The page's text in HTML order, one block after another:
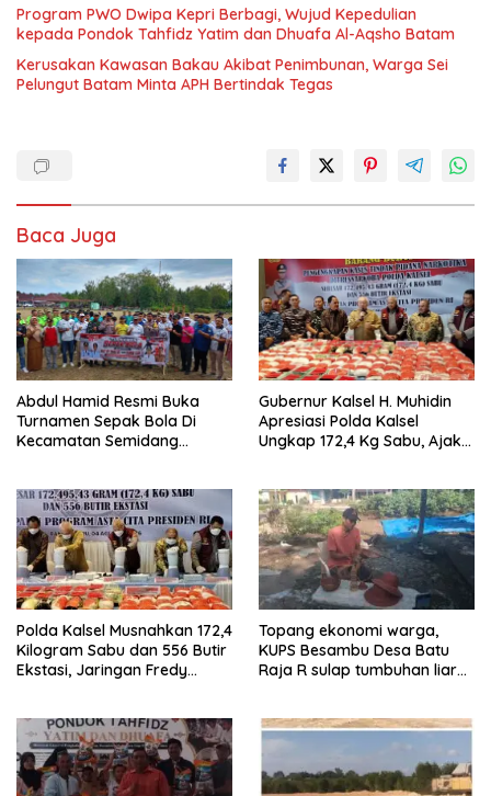
Program PWO Dwipa Kepri Berbagi, Wujud Kepedulian
kepada Pondok Tahfidz Yatim dan Dhuafa Al-Aqsho Batam
Kerusakan Kawasan Bakau Akibat Penimbunan, Warga Sei
Pelungut Batam Minta APH Bertindak Tegas
Baca Juga
Abdul Hamid Resmi Buka
Turnamen Sepak Bola Di
Kecamatan Semidang
Tahun 2026
Gubernur Kalsel H. Muhidin
Apresiasi Polda Kalsel
Ungkap 172,4 Kg Sabu, Ajak
Polda Kalsel Musnahkan 172,4
Kilogram Sabu dan 556 Butir
Ekstasi, Jaringan Fredy
Topang ekonomi warga,
KUPS Besambu Desa Batu
Raja R sulap tumbuhan liar